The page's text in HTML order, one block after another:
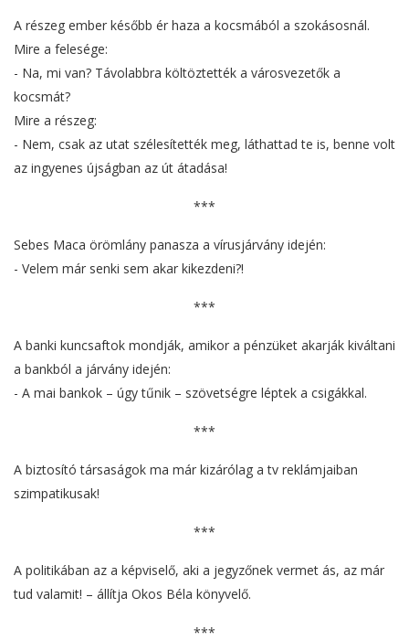
A részeg ember később ér haza a kocsmából a szokásosnál.
Mire a felesége:
- Na, mi van? Távolabbra költöztették a városvezetők a
kocsmát?
Mire a részeg:
- Nem, csak az utat szélesítették meg, láthattad te is, benne volt
az ingyenes újságban az út átadása!
***
Sebes Maca örömlány panasza a vírusjárvány idején:
- Velem már senki sem akar kikezdeni?!
***
A banki kuncsaftok mondják, amikor a pénzüket akarják kiváltani
a bankból a járvány idején:
- A mai bankok – úgy tűnik – szövetségre léptek a csigákkal.
***
A biztosító társaságok ma már kizárólag a tv reklámjaiban
szimpatikusak!
***
A politikában az a képviselő, aki a jegyzőnek vermet ás, az már
tud valamit! – állítja Okos Béla könyvelő.
***